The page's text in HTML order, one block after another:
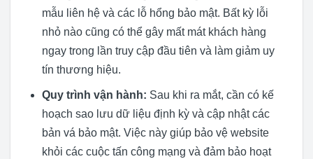
mẫu liên hệ và các lỗ hổng bảo mật. Bất kỳ lỗi
nhỏ nào cũng có thể gây mất mát khách hàng
ngay trong lần truy cập đầu tiên và làm giảm uy
tín thương hiệu.
Quy trình vận hành: Sau khi ra mắt, cần có kế
hoạch sao lưu dữ liệu định kỳ và cập nhật các
bản vá bảo mật. Việc này giúp bảo vệ website
khỏi các cuộc tấn công mạng và đảm bảo hoạt